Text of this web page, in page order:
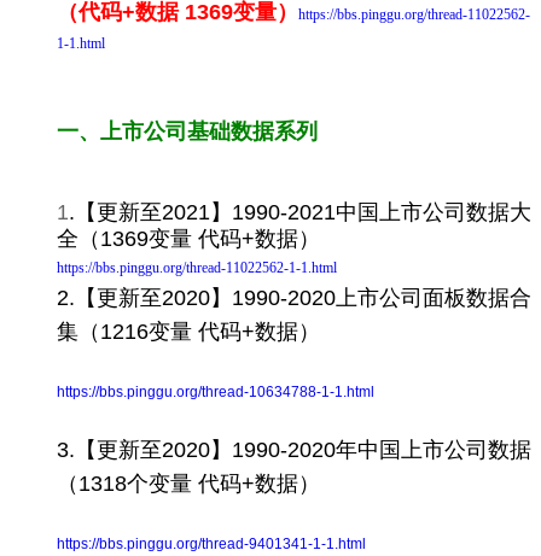
（代码+数据 1369变量）
https://bbs.pinggu.org/thread-11022562-
1-1.html
一、上市公司基础数据系列
1.【更新至2021】1990-2021中国上市公司数据大
全（1369变量 代码+数据）
https://bbs.pinggu.org/thread-11022562-1-1.html
2.【更新至2020】1990-2020上市公司面板数据合
集（1216变量 代码+数据）
https://bbs.pinggu.org/thread-10634788-1-1.html
3.【更新至2020】1990-2020年中国上市公司数据
（1318个变量 代码+数据）
https://bbs.pinggu.org/thread-9401341-1-1.html